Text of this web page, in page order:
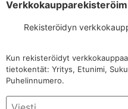
Rekisteröidyn
Kun rekisteröidyt
tietokentät: Yritys, Etunimi,
Puhelinnumero.